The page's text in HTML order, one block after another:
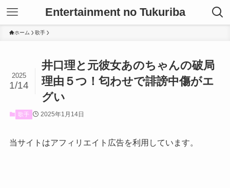
Entertainment no Tukuriba
ホーム 歌手
井口理と元彼女あのちゃんの破局
理由５つ！匂わせで誹謗中傷がエ
グい
2025
1/14
歌手 2025年1月14日
当サイトはアフィリエイト広告を利用しています。